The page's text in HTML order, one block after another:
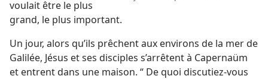
voulait être le plus
grand, le plus important.
Un jour, alors qu’ils prêchent aux environs de la mer de
Galilée, Jésus et ses disciples s’arrêtent à Capernaüm
et entrent dans une maison. “ De quoi discutiez-​vous